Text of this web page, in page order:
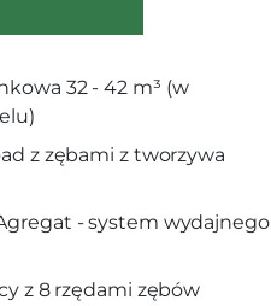
32 - 42 m³ (w
z zębami z tworzywa
- system wydajnego
z 8 rzędami zębów